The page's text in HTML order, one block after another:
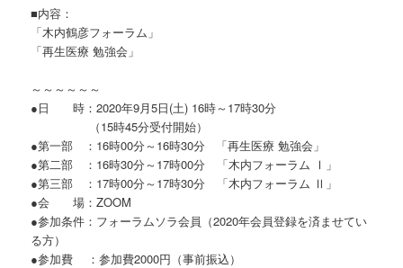
■内容：
「木内鶴彦フォーラム」
「再生医療 勉強会」
～～～～～～
●日 時：2020年9月5日(土) 16時～17時30分
（15時45分受付開始）
●第一部 ：16時00分～16時30分 「再生医療 勉強会」
●第二部 ：16時30分～17時00分 「木内フォーラム Ⅰ」
●第三部 ：17時00分～17時30分 「木内フォーラム Ⅱ」
●会 場：ZOOM
●参加条件：フォーラムソラ会員（2020年会員登録を済ませてい
る方）
●参加費 ：参加費2000円（事前振込）